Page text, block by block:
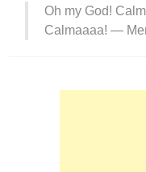
Oh my God!
Calmaaaa! —